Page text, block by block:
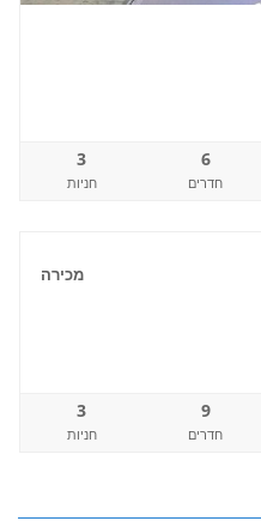
6
חדרים
3
חניות
מכירה
9
חדרים
3
חניות